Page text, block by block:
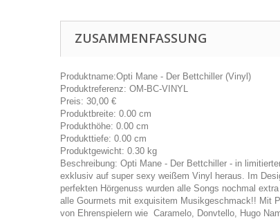
ZUSAMMENFASSUNG
Produktname:Opti Mane - Der Bettchiller (Vinyl)
Produktreferenz: OM-BC-VINYL
Preis: 30,00 €
Produktbreite: 0.00 cm
Produkthöhe: 0.00 cm
Produkttiefe: 0.00 cm
Produktgewicht: 0.30 kg
Beschreibung: Opti Mane - Der Bettchiller - in
exklusiv auf super sexy weißem Vinyl heraus. Im
perfekten Hörgenuss wurden alle Songs nochmal
alle Gourmets mit exquisitem Musikgeschmack!! Mit
von Ehrenspielern wie Caramelo, Donvtello, Hugo